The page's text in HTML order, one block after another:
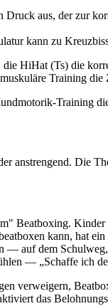
aus, der zur
kann zu
HiHat (Ts) die
Training
Training
anstrengend. Die
Beatboxing. Kinder
kann, hat ein
auf dem
— „Schaffe ich
verweigern,
das